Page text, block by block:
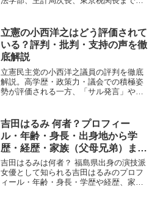
立憲の小西洋之はどう評価されて
いる？評判・批判・支持の声を徹
底解説
立憲民主党の小西洋之議員の評判を徹底
解説。高学歴・政策力・議会での積極姿
勢が評価される一方、「サル発言」や過
わかりやすく紹介します【2025最新】
吉田はるみ 何者？プロフィー
ル・年齢・身長・出身地から学
歴・経歴・家族（父母兄弟）まで
徹底解説！結婚や夫・子供の噂・
評判も
吉田はるみは何者？ 福島県出身の演技派
女優として知られる吉田はるみのプロフ
ィール・年齢・身長・学歴や経歴、家族